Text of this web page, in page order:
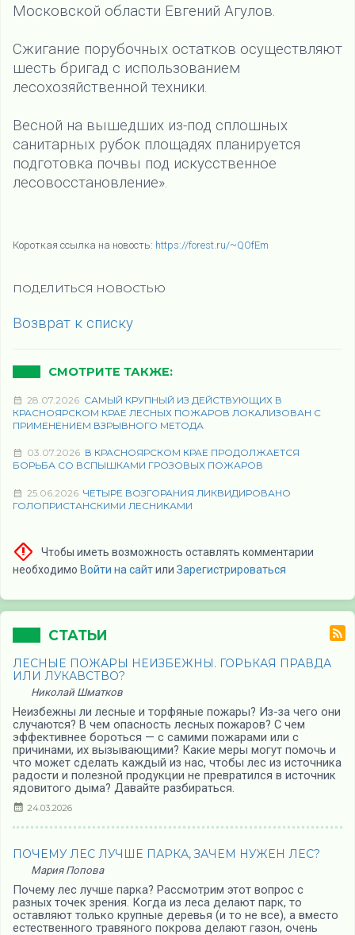
Московской области Евгений Агулов.
Сжигание порубочных остатков осуществляют
шесть бригад с использованием
лесохозяйственной техники.
Весной на вышедших из-под сплошных
санитарных рубок площадях планируется
подготовка почвы под искусственное
лесовосстановление».
Короткая ссылка на новость: https://forest.ru/~QOfEm
ПОДЕЛИТЬСЯ НОВОСТЬЮ
Возврат к списку
СМОТРИТЕ ТАКЖЕ:
28.07.2026 САМЫЙ КРУПНЫЙ ИЗ ДЕЙСТВУЮЩИХ В
КРАСНОЯРСКОМ КРАЕ ЛЕСНЫХ ПОЖАРОВ ЛОКАЛИЗОВАН С
ПРИМЕНЕНИЕМ ВЗРЫВНОГО МЕТОДА
03.07.2026 В КРАСНОЯРСКОМ КРАЕ ПРОДОЛЖАЕТСЯ
БОРЬБА СО ВСПЫШКАМИ ГРОЗОВЫХ ПОЖАРОВ
25.06.2026 ЧЕТЫРЕ ВОЗГОРАНИЯ ЛИКВИДИРОВАНО
ГОЛОПРИСТАНСКИМИ ЛЕСНИКАМИ
Чтобы иметь возможность оставлять комментарии
необходимо Войти на сайтили Зарегистрироваться
СТАТЬИ
ЛЕСНЫЕ ПОЖАРЫ НЕИЗБЕЖНЫ. ГОРЬКАЯ ПРАВДА
ИЛИ ЛУКАВСТВО?
Николай Шматков
Неизбежны ли лесные и торфяные пожары? Из-за чего они
случаются? В чем опасность лесных пожаров? С чем
эффективнее бороться — с самими пожарами или с
причинами, их вызывающими? Какие меры могут помочь и
что может сделать каждый из нас, чтобы лес из источника
радости и полезной продукции не превратился в источник
ядовитого дыма? Давайте разбираться.
24.03.2026
ПОЧЕМУ ЛЕС ЛУЧШЕ ПАРКА, ЗАЧЕМ НУЖЕН ЛЕС?
Мария Попова
Почему лес лучше парка? Рассмотрим этот вопрос с
разных точек зрения. Когда из леса делают парк, то
оставляют только крупные деревья (и то не все), а вместо
естественного травяного покрова делают газон, очень